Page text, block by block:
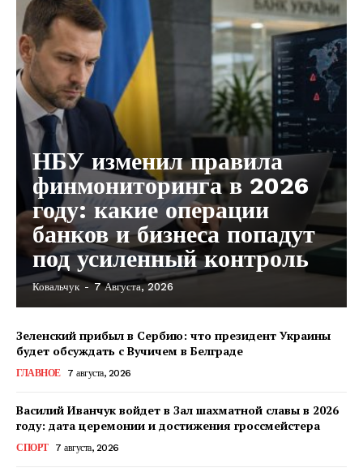
НБУ изменил правила
финмониторинга в 2026
году: какие операции
банков и бизнеса попадут
под усиленный контроль
Ковальчук - 7 Августа, 2026
Зеленский прибыл в Сербию: что президент Украины
будет обсуждать с Вучичем в Белграде
ГЛАВНОЕ 7 августа, 2026
Василий Иванчук войдет в Зал шахматной славы в 2026
году: дата церемонии и достижения гроссмейстера
СПОРТ 7 августа, 2026